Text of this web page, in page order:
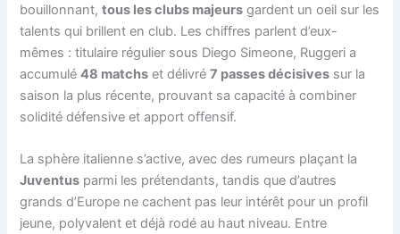
bouillonnant,tous les clubs majeurs gardent un oeil sur les
talents qui brillent en club. Les chiffres parlent d’eux-
mêmes : titulaire régulier sous Diego Simeone, Ruggeri a
accumulé48 matchs et délivré7 passes décisives sur la
saison la plus récente, prouvant sa capacité à combiner
solidité défensive et apport offensif.
La sphère italienne s’active, avec des rumeurs plaçant la
Juventus parmi les prétendants, tandis que d’autres
grands d’Europe ne cachent pas leur intérêt pour un profil
jeune, polyvalent et déjà rodé au haut niveau. Entre